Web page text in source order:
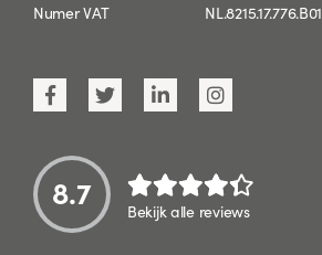
Numer VAT
NL.8215.17.776.B01
8.7 Bekijk alle reviews